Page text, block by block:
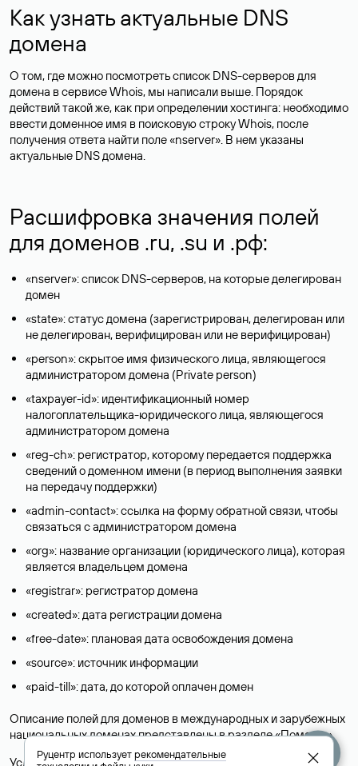
Как узнать актуальные DNS
домена
О том, где можно посмотреть список DNS-серверов для
домена в сервисе Whois, мы написали выше. Порядок
действий такой же, как при определении хостинга: необходимо
ввести доменное имя в поисковую строку Whois, после
получения ответа найти поле «nserver». В нем указаны
актуальные DNS домена.
Расшифровка значения полей
для доменов .ru, .su и .рф:
«nserver»: список DNS-серверов, на которые делегирован
домен
«state»: статус домена (зарегистрирован, делегирован или
не делегирован, верифицирован или не верифицирован)
«person»: скрытое имя физического лица, являющегося
администратором домена (Privatе person)
«taxpayer-id»: идентификационный номер
налогоплательщика-юридического лица, являющегося
администратором домена
«reg-ch»: регистратор, которому передается поддержка
сведений о доменном имени (в период выполнения заявки
на передачу поддержки)
«admin-contact»: ссылка на форму обратной связи, чтобы
связаться с администратором домена
«org»: название организации (юридического лица), которая
является владельцем домена
«registrar»: регистратор домена
«created»: дата регистрации домена
«free-date»: плановая дата освобождения домена
«source»: источник информации
«paid-till»: дата, до которой оплачен домен
Описание полей для доменов в международных и зарубежных
национальных доменах представлены в разделе «Помощь».
Условия использования Whois-сервиса
Руцентр используетрекомендательные